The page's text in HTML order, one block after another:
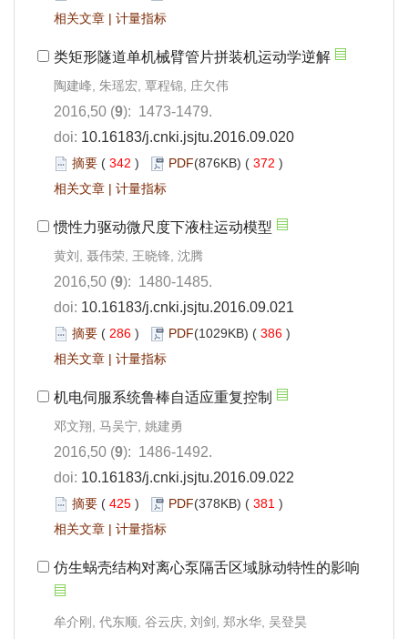
相关文章 | 计量指标
类矩形隧道单机械臂管片拼装机运动学逆解
陶建峰, 朱瑶宏, 覃程锦, 庄欠伟
2016,50 (9): 1473-1479.
doi: 10.16183/j.cnki.jsjtu.2016.09.020
摘要 ( 342 ) PDF(876KB) ( 372 )
相关文章 | 计量指标
惯性力驱动微尺度下液柱运动模型
黄刘, 聂伟荣, 王晓锋, 沈腾
2016,50 (9): 1480-1485.
doi: 10.16183/j.cnki.jsjtu.2016.09.021
摘要 ( 286 ) PDF(1029KB) ( 386 )
相关文章 | 计量指标
机电伺服系统鲁棒自适应重复控制
邓文翔, 马吴宁, 姚建勇
2016,50 (9): 1486-1492.
doi: 10.16183/j.cnki.jsjtu.2016.09.022
摘要 ( 425 ) PDF(378KB) ( 381 )
相关文章 | 计量指标
仿生蜗壳结构对离心泵隔舌区域脉动特性的影响
牟介刚, 代东顺, 谷云庆, 刘剑, 郑水华, 吴登昊